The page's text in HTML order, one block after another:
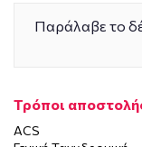
Παράλαβε το
Τρόποι
ACS